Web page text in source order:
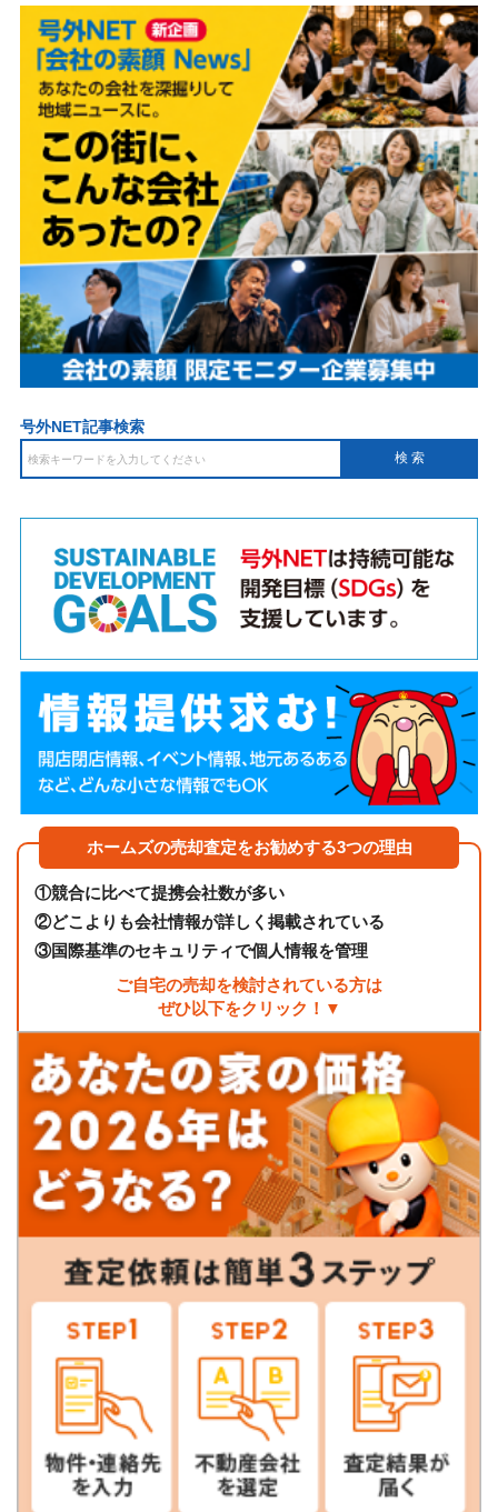
号外NET記事検索
ホームズの売却査定をお勧めする3つの理由
①競合に比べて提携会社数が多い
②どこよりも会社情報が詳しく掲載されている
③国際基準のセキュリティで個人情報を管理
ご自宅の売却を検討されている方は
ぜひ以下をクリック！▼